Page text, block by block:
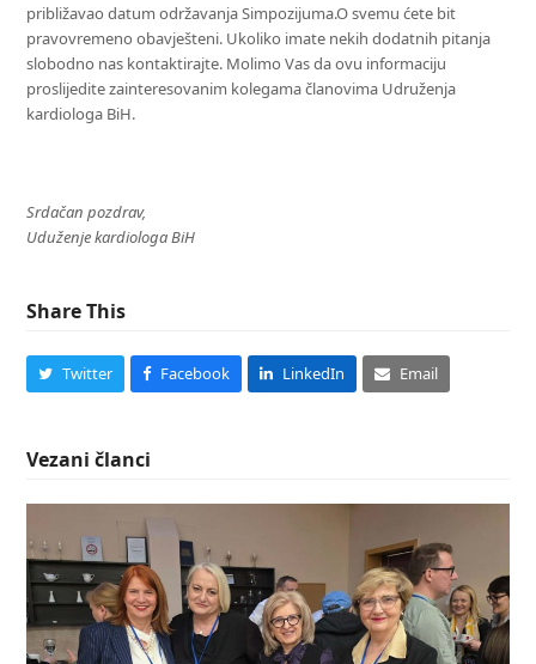
približavao datum održavanja Simpozijuma.O svemu ćete bit
pravovremeno obavješteni. Ukoliko imate nekih dodatnih pitanja
slobodno nas kontaktirajte. Molimo Vas da ovu informaciju
proslijedite zainteresovanim kolegama članovima Udruženja
kardiologa BiH.
Srdačan pozdrav,
Uduženje kardiologa BiH
Share This
Twitter Facebook LinkedIn Email
Vezani članci